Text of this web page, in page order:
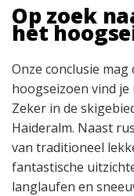
Op zoek
het
Onze conclusie
hoogseizoen vind
Zeker in de
Haideralm. Naast
van traditioneel
fantastische
langlaufen en